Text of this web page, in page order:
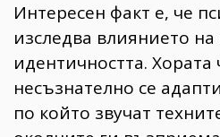
Интересен факт е, че
изследва влиянието
идентичността. Хората
несъзнателно се
по който звучат